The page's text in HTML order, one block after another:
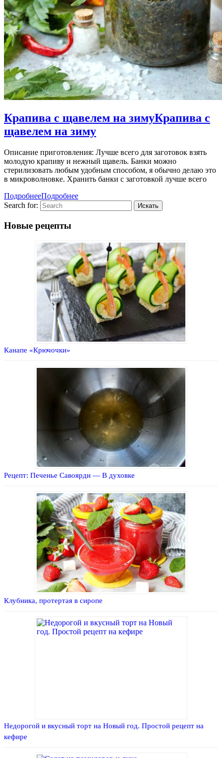
Крапива с щавелем на зимуКрапива с
щавелем на зиму
Описание приготовления: Лучше всего для заготовок взять
молодую крапиву и нежный щавель. Банки можно
стерилизовать любым удобным способом, я обычно делаю это
в микроволновке. Хранить банки с заготовкой лучше всего
ПодробнееПодробнее
Search for:
Новые рецепты
Канапе «Крючочки»
Рецепт: Печенье Савоярди — В духовке
Клубника, протертая в сиропе
Недорогой и вкусный торт на Новый год. Простой рецепт на
кефире